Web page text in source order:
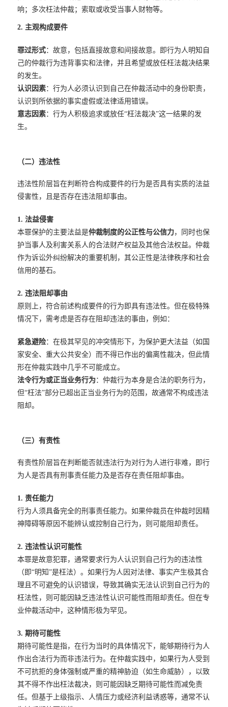
响；多次枉法仲裁；索取或收受当事人财物等。
2. 主观构成要件
罪过形式：故意，包括直接故意和间接故意。即行为人明知自
己的仲裁行为违背事实和法律，并且希望或放任枉法裁决结果
的发生。
认识因素：行为人必须认识到自己在仲裁活动中的身份职责，
认识到所依据的事实虚假或法律适用错误。
意志因素：行为人积极追求或放任“枉法裁决”这一结果的发
生。
（二）违法性
违法性阶层旨在判断符合构成要件的行为是否具有实质的法益
侵害性，且是否存在违法阻却事由。
1. 法益侵害
本罪保护的主要法益是仲裁制度的公正性与公信力，同时也保
护当事人及利害关系人的合法财产权益及其他合法权益。仲裁
作为诉讼外纠纷解决的重要机制，其公正性是法律秩序和社会
信用的基石。
2. 违法阻却事由
原则上，符合前述构成要件的行为即具有违法性。但在极特殊
情况下，需考虑是否存在阻却违法的事由，例如：
紧急避险：在极其罕见的冲突情形下，为保护更大法益（如国
家安全、重大公共安全）而不得已作出的偏离性裁决，但此情
形在仲裁实践中几乎不可能成立。
法令行为或正当业务行为：仲裁行为本身是合法的职务行为，
但“枉法”部分已超出正当业务行为的范围，故通常不构成违法
阻却。
（三）有责性
有责性阶层旨在判断能否就违法行为对行为人进行非难，即行
为人是否具有刑事责任能力及是否存在责任阻却事由。
1. 责任能力
行为人须具备完全的刑事责任能力。如果仲裁员在仲裁时因精
神障碍等原因不能辨认或控制自己行为，则可能阻却责任。
2. 违法性认识可能性
本罪是故意犯罪，通常要求行为人认识到自己行为的违法性
（即“明知”是枉法）。如果行为人因对法律、事实产生极其合
理且不可避免的认识错误，导致其确实无法认识到自己行为的
枉法性，则可能因缺乏违法性认识可能性而阻却责任。但在专
业仲裁活动中，这种情形极为罕见。
3. 期待可能性
期待可能性是指，在行为当时的具体情况下，能够期待行为人
作出合法行为而非违法行为。在仲裁实践中，如果行为人受到
不可抗拒的身体强制或严重的精神胁迫（如生命威胁），以致
其不得不作出枉法裁决，则可能因缺乏期待可能性而减免责
任。但基于上级指示、人情压力或经济利益诱惑等，通常不认